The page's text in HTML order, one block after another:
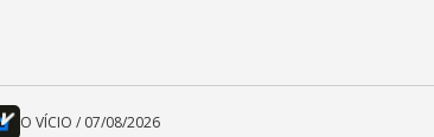
O VÍCIO / 07/08/2026